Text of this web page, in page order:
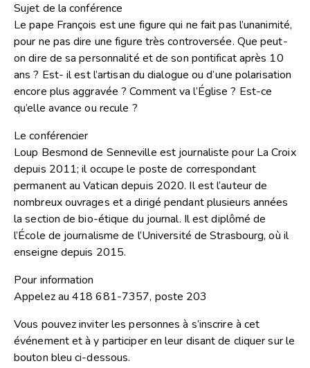
Sujet de la conférence
Le pape François est une figure qui ne fait pas l’unanimité,
pour ne pas dire une figure très controversée. Que peut-
on dire de sa personnalité et de son pontificat après 10
ans ? Est- il est l’artisan du dialogue ou d’une polarisation
encore plus aggravée ? Comment va l’Église ? Est-ce
qu’elle avance ou recule ?
Le conférencier
Loup Besmond de Senneville est journaliste pour La Croix
depuis 2011; il occupe le poste de correspondant
permanent au Vatican depuis 2020. Il est l’auteur de
nombreux ouvrages et a dirigé pendant plusieurs années
la section de bio-étique du journal. Il est diplômé de
l’École de journalisme de l’Université de Strasbourg, où il
enseigne depuis 2015.
Pour information
Appelez au 418 681-7357, poste 203
Vous pouvez inviter les personnes à s’inscrire à cet
événement et à y participer en leur disant de cliquer sur le
bouton bleu ci-dessous.